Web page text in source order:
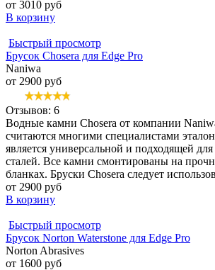
от 3010 руб
В корзину
Быстрый просмотр
Брусок Chosera для Edge Pro
Naniwa
от 2900 руб
Отзывов: 6
Водные камни Chosera от компании
считаются многими специалистами
является универсальной и подходящей
сталей. Все камни смонтированы на
бланках. Бруски Chosera следует
от 2900 руб
В корзину
Быстрый просмотр
Брусок Norton Waterstone для Edge Pro
Norton Abrasives
от 1600 руб